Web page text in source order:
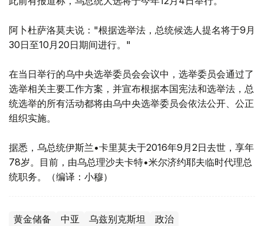
阿卜杜萨洛莫夫说："根据选举法，总统候选人提名将于9月
30日至10月20日期间进行。"
在当日举行的乌中央选举委员会会议中，选举委员会通过了
选举相关主要工作方案，并宣布根据本国宪法和选举法，总
统选举的所有活动都将由乌中央选举委员会依法公开、公正
组织实施。
据悉，乌总统伊斯兰•卡里莫夫于2016年9月2日去世，享年
78岁。目前，由乌总理沙夫卡特•米尔济约耶夫临时代理总
统职务。（编译：小穆）
黄金储备 中亚 乌兹别克斯坦 政治